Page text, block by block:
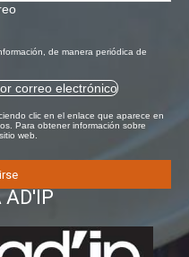
de manera periódica de
correo electrónico
clic en el enlace que aparece en
Para obtener información sobre
web.
AD'IP